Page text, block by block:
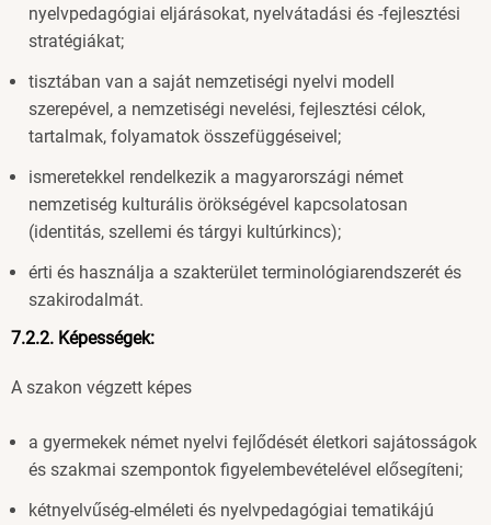
nyelvpedagógiai eljárásokat, nyelvátadási és -fejlesztési
stratégiákat;
tisztában van a saját nemzetiségi nyelvi modell
szerepével, a nemzetiségi nevelési, fejlesztési célok,
tartalmak, folyamatok összefüggéseivel;
ismeretekkel rendelkezik a magyarországi német
nemzetiség kulturális örökségével kapcsolatosan
(identitás, szellemi és tárgyi kultúrkincs);
érti és használja a szakterület terminológiarendszerét és
szakirodalmát.
7.2.2. Képességek:
A szakon végzett képes
a gyermekek német nyelvi fejlődését életkori sajátosságok
és szakmai szempontok figyelembevételével elősegíteni;
kétnyelvűség-elméleti és nyelvpedagógiai tematikájú